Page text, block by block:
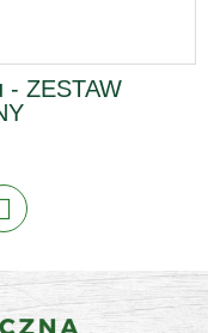
- ZESTAW